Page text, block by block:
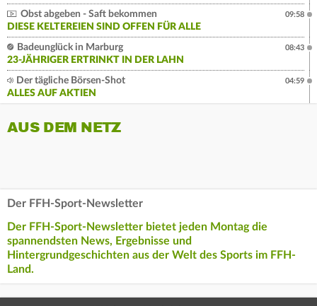
Obst abgeben - Saft bekommen
DIESE KELTEREIEN SIND OFFEN FÜR ALLE
09:58
Badeunglück in Marburg
23-JÄHRIGER ERTRINKT IN DER LAHN
08:43
Der tägliche Börsen-Shot
ALLES AUF AKTIEN
04:59
AUS DEM NETZ
Der FFH-Sport-Newsletter
Der FFH-Sport-Newsletter bietet jeden Montag die
spannendsten News, Ergebnisse und
Hintergrundgeschichten aus der Welt des Sports im FFH-
Land.